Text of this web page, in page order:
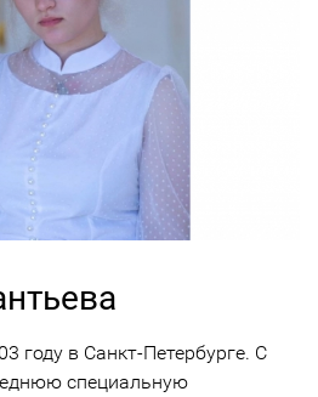
году в Санкт-Петербурге. С
специальную